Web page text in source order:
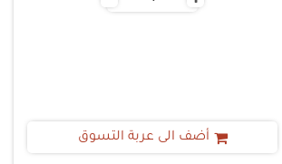
- +
أضف الى عربة التسوق